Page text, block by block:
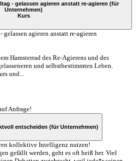
- gelassen agieren anstatt re-agieren (für
Unternehmen)
Kurs
agieren anstatt re-agieren
Hamsterrad des Re-Agierens und des
und selbstbestimmten Leben.
und...
Anfrage!
Beste Lösungen finden, respektvoll entscheiden (für Unternehmen)
kollektive Intelligenz nutzen!
gefällt werden, geht es oft heiß her. Viel